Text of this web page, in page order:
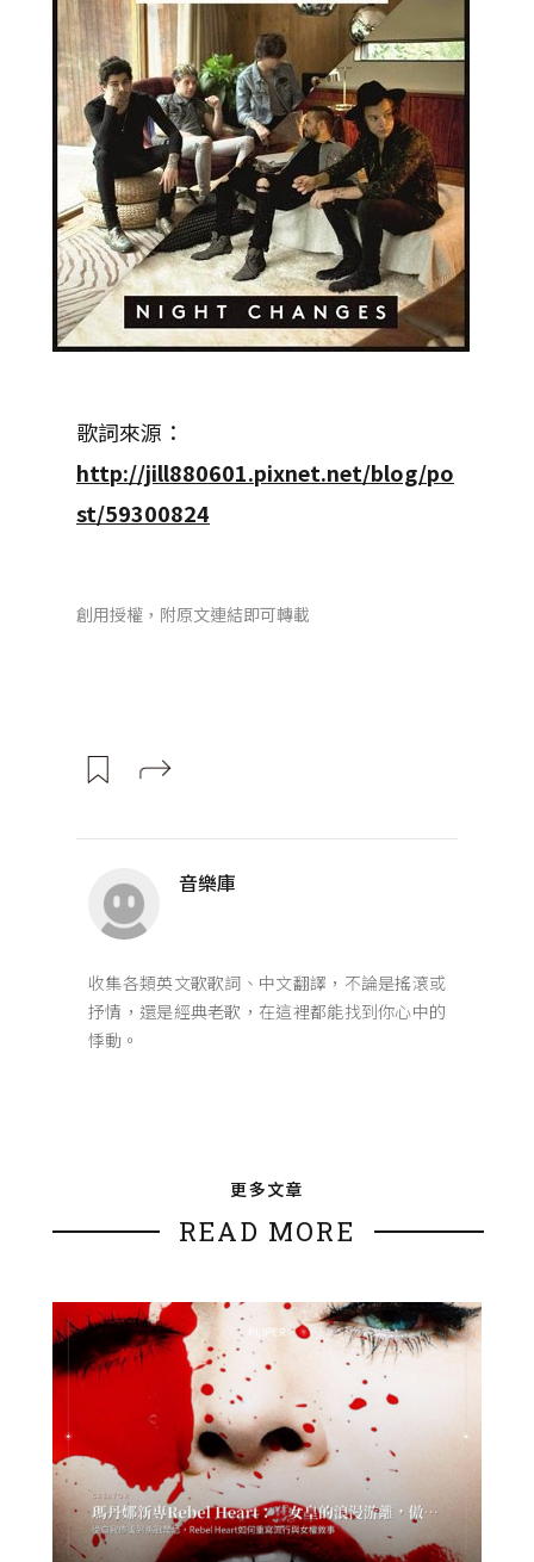
歌詞來源：
http://jill880601.pixnet.net/blog/po
st/59300824
創用授權，附原文連結即可轉載
音樂庫
收集各類英文歌歌詞、中文翻譯，不論是搖滾或
抒情，還是經典老歌，在這裡都能找到你心中的
悸動。
更多文章
READ MORE